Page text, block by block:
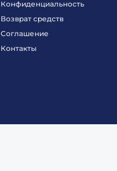
Конфиденциальность
Возврат средств
Соглашение
Контакты